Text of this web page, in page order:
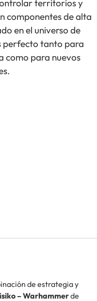
territorios y
componentes de alta
en el universo de
perfecto tanto para
como para nuevos
de estrategia y
– Warhammerde